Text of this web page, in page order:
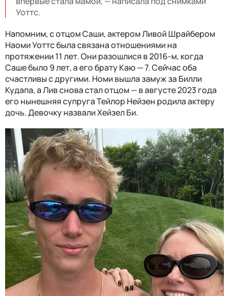
Уоттс.
Напомним, с отцом Саши, актером Ливой Шрайбером
Наоми Уоттс была связана отношениями на
протяжении 11 лет. Они разошлися в 2016-м, когда
Саше было 9 лет, а его брату Каю — 7. Сейчас оба
счастливы с другими. Номи вышла замуж за Билли
Кудапа, а Лив снова стал отцом — в августе 2023 года
его нынешняя супруга Тейлор Нейзен родила актеру
дочь. Девочку назвалиХейзел Би.